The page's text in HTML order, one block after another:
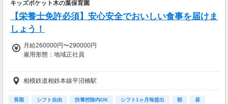
キッズポケット木の葉保育園
【栄養士免許必須】安心安全でおいしい食事を届けま
しょう！
月給260000円〜290000円
雇用形態：地域正社員
【交通費】
全額支給
相模鉄道相鉄本線平沼橋駅
長期 シフト自由 扶養控除内OK シフト1ヶ月毎提出 朝
昼